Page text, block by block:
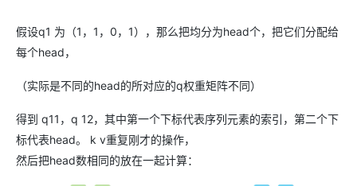
假设q1 为（1，1，0，1），那么把均分为head个，把它们分配给
每个head，
（实际是不同的head的所对应的q权重矩阵不同）
得到 q11，q 12，其中第一个下标代表序列元素的索引，第二个下
标代表head。 k v重复刚才的操作，
然后把head数相同的放在一起计算：